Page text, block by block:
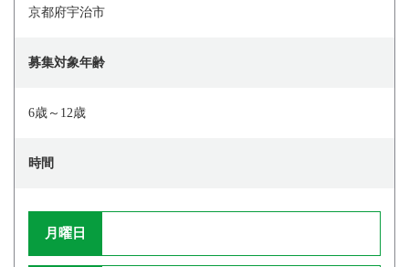
京都府宇治市
募集対象年齢
6歳～12歳
時間
月曜日